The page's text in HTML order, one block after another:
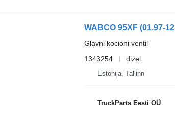
Glavni kocioni ventil
1343254
dizel
Estonija, Tallinn
TruckParts Eesti OÜ